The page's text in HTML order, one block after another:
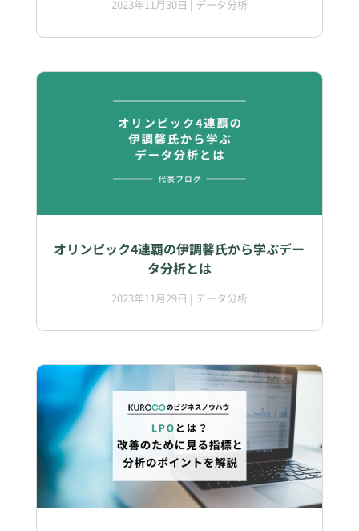
2023年11月30日 | データ分析
オリンピック4連覇の伊調馨氏から学ぶデー
タ分析とは
2023年11月29日 | データ分析